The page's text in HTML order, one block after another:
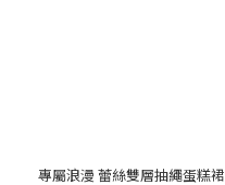
專屬浪漫 蕾絲雙層抽繩蛋糕裙